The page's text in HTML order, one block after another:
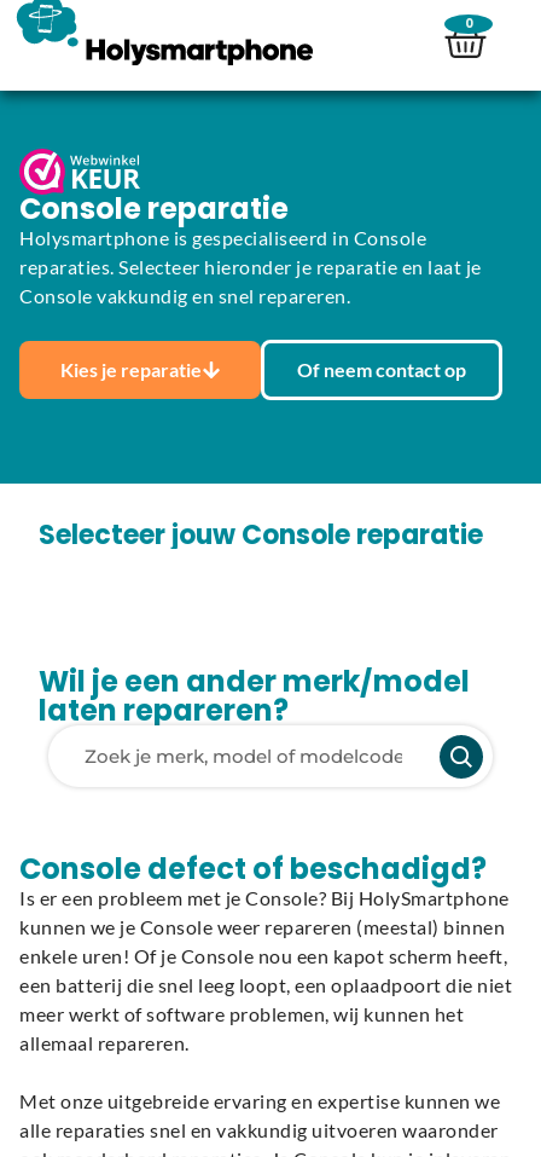
0
Console reparatie
Holysmartphone is gespecialiseerd in Console
reparaties. Selecteer hieronder je reparatie en laat je
Console vakkundig en snel repareren.
Kies je reparatie Of neem contact op
Selecteer jouw Console reparatie
Wil je een ander merk/model
laten repareren?
Console defect of beschadigd?
Is er een probleem met je Console? Bij HolySmartphone
kunnen we je Console weer repareren (meestal) binnen
enkele uren! Of je Console nou een kapot scherm heeft,
een batterij die snel leeg loopt, een oplaadpoort die niet
meer werkt of software problemen, wij kunnen het
allemaal repareren.
Met onze uitgebreide ervaring en expertise kunnen we
alle reparaties snel en vakkundig uitvoeren waaronder